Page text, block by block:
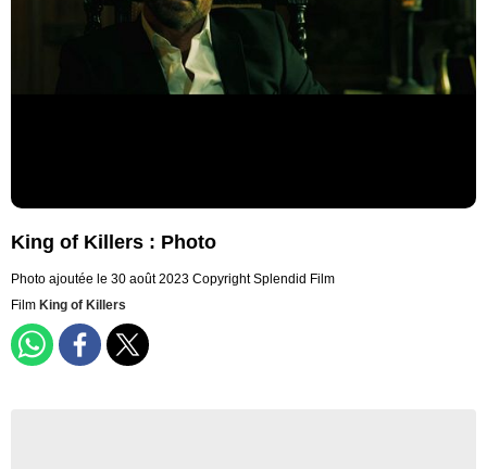
King of Killers : Photo
Photo ajoutée le 30 août 2023 Copyright Splendid Film
Film King of Killers